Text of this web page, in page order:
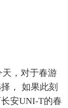
，对于春游
， 如果此刻
安UNI-T的春